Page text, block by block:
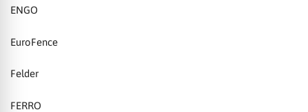
ENGO
EuroFence
Felder
FERRO